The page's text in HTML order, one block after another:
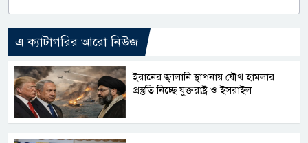
এ ক্যাটাগরির আরো নিউজ
ইরানের জ্বালানি স্থাপনায় যৌথ হামলার
প্রস্তুতি নিচ্ছে যুক্তরাষ্ট্র ও ইসরাইল